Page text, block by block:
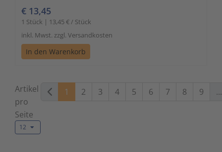
€ 13,45
1 Stück | 13,45 € / Stück
inkl. Mwst. zzgl. Versandkosten
In den Warenkorb
Artikel
pro
Seite
12
1 2 3 4 5 6 7 8 9 ...